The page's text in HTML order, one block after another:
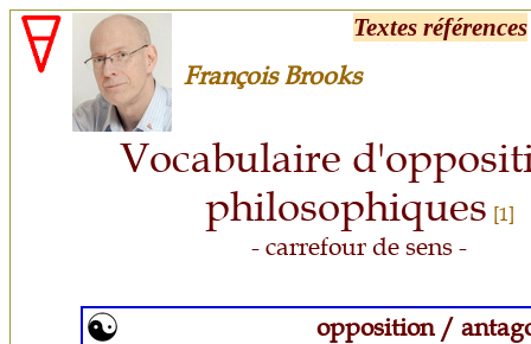
Textes références
François Brooks
Vocabulaire
philosophiques [1]
- carrefour de sens -
opposition /